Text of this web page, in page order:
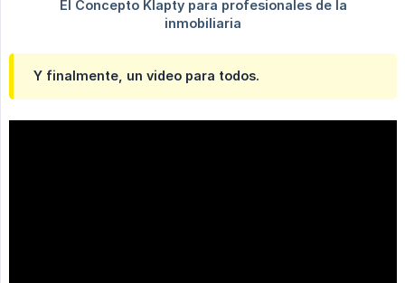
Y finalmente, un video para todos.